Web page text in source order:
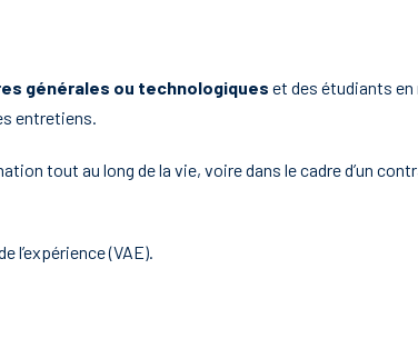
générales ou technologiques et des étudiants
entretiens.
tout au long de la vie, voire dans le cadre d’un
l’expérience (VAE).